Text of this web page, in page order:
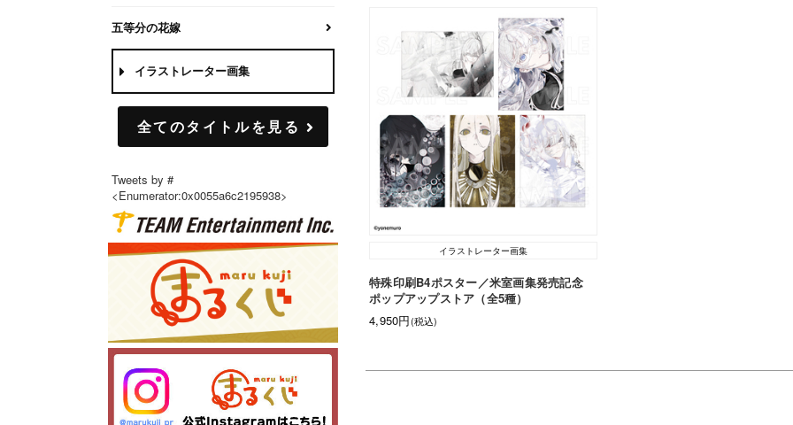
イラストレーター画集
特殊印刷B4ポスター／米室画集発売記念
ポップアップストア（全5種）
4,950円(税込)
五等分の花嫁
イラストレーター画集
全てのタイトルを見る
Tweets by #
<Enumerator:0x0055a6c2195938>